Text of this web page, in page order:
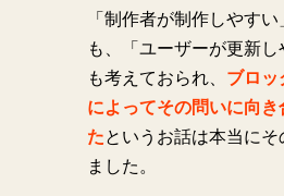
「制作者が制作しやすい
も、「ユーザーが更新
も考えておられ、 ブロッ
によってその問いに向き
たというお話は本当に
ました。